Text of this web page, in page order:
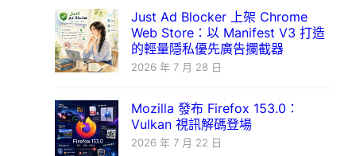
Just Ad Blocker 上架 Chrome
Web Store：以 Manifest V3 打造
的輕量隱私優先廣告攔截器
2026 年 7 月 28 日
Mozilla 發布 Firefox 153.0：
Vulkan 視訊解碼登場
2026 年 7 月 22 日